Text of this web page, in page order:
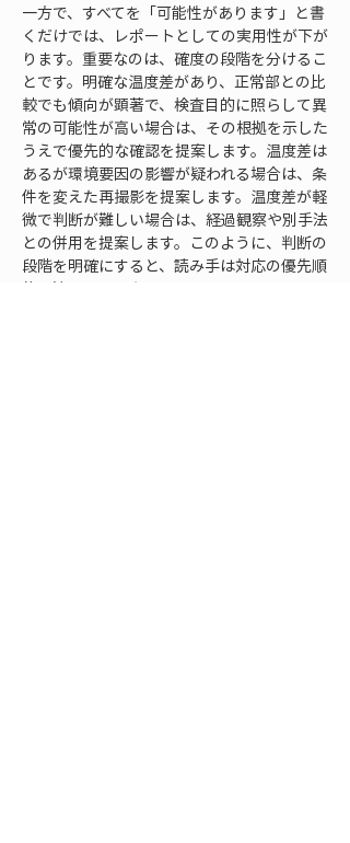
一方で、すべてを「可能性があります」と書
くだけでは、レポートとしての実用性が下が
ります。重要なのは、確度の段階を分けるこ
とです。明確な温度差があり、正常部との比
較でも傾向が顕著で、検査目的に照らして異
常の可能性が高い場合は、その根拠を示した
うえで優先的な確認を提案します。温度差は
あるが環境要因の影響が疑われる場合は、条
件を変えた再撮影を提案します。温度差が軽
微で判断が難しい場合は、経過観察や別手法
との併用を提案します。このように、判断の
段階を明確にすると、読み手は対応の優先順
位を決めやすくなります。